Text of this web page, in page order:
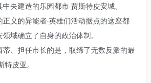
央建造的乐园都市·贾斯特皮安城。
义的异能者·英雄们活动据点的这座都
域确立了自身的政治体制。
、担任市长的是，取缔了无数反派的最
皮亚。